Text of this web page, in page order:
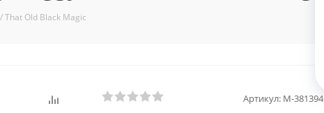
That Old Black Magic
Артикул: M-381394